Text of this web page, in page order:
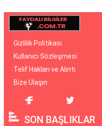
Gizlilik Politikası
Kullanıcı Sözleşmesi
Telif Hakları ve Alıntı
Bize Ulaşın
SON BAŞLIKLAR